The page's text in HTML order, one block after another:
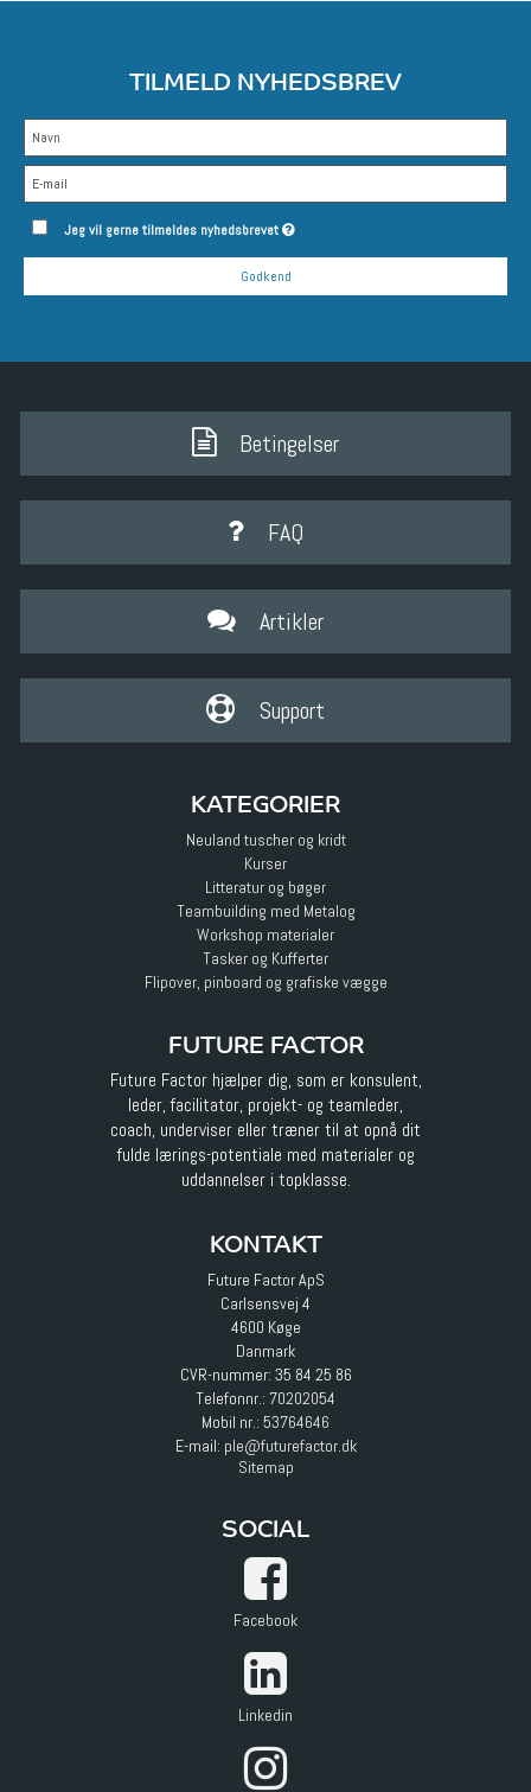
TILMELD NYHEDSBREV
Jeg vil gerne tilmeldes nyhedsbrevet
Godkend
Betingelser
FAQ
Artikler
Support
KATEGORIER
Neuland tuscher og kridt
Kurser
Litteratur og bøger
Teambuilding med Metalog
Workshop materialer
Tasker og Kufferter
Flipover, pinboard og grafiske vægge
FUTURE FACTOR
Future Factor hjælper dig, som er konsulent,
leder, facilitator, projekt- og teamleder,
coach, underviser eller træner til at opnå dit
fulde lærings-potentiale med materialer og
uddannelser i topklasse.
KONTAKT
Future Factor ApS
Carlsensvej 4
4600 Køge
Danmark
CVR-nummer: 35 84 25 86
Telefonnr.: 70202054
Mobil nr.: 53764646
E-mail: ple@futurefactor.dk
Sitemap
SOCIAL
Facebook
Linkedin